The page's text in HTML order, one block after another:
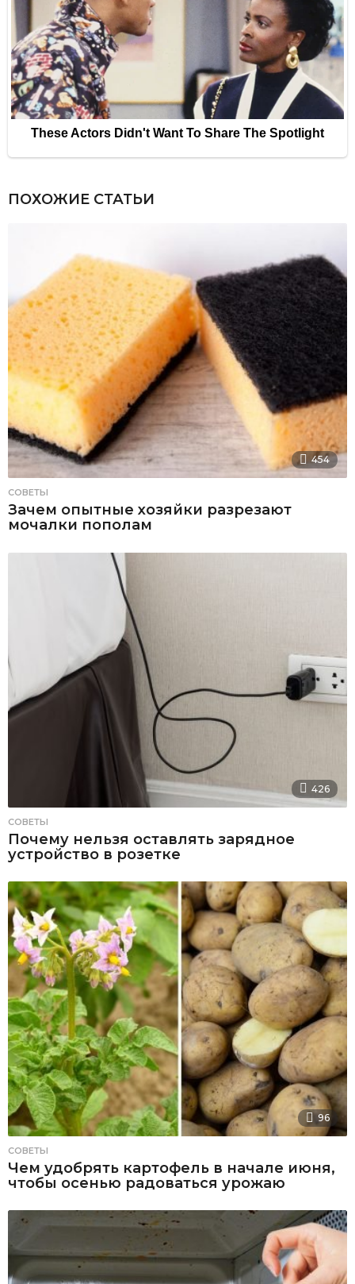
ПОХОЖИЕ СТАТЬИ
454
СОВЕТЫ
Зачем опытные хозяйки разрезают
мочалки пополам
426
СОВЕТЫ
Почему нельзя оставлять зарядное
устройство в розетке
96
СОВЕТЫ
Чем удобрять картофель в начале июня,
чтобы осенью радоваться урожаю